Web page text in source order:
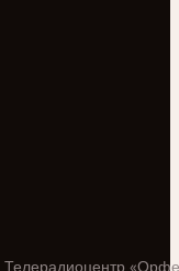
Телерадиоцентр